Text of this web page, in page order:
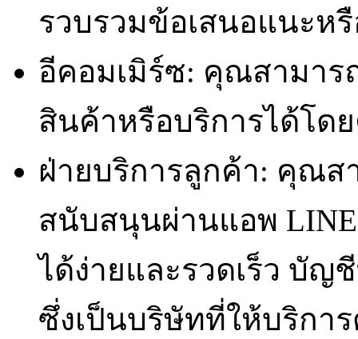
รวบรวมข้อเสนอแนะห
อีคอมเมิร์ซ: คุณสามาร
สินค้าหรือบริการได้โด
ฝ่ายบริการลูกค้า: คุณส
สนับสนุนผ่านแอพ
ได้ง่ายและรวดเร็ว บัญ
ซึ่งเป็นบริษัทที่ให้บริกา